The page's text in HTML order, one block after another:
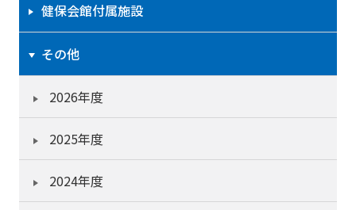
健保会館付属施設
その他
2026年度
2025年度
2024年度